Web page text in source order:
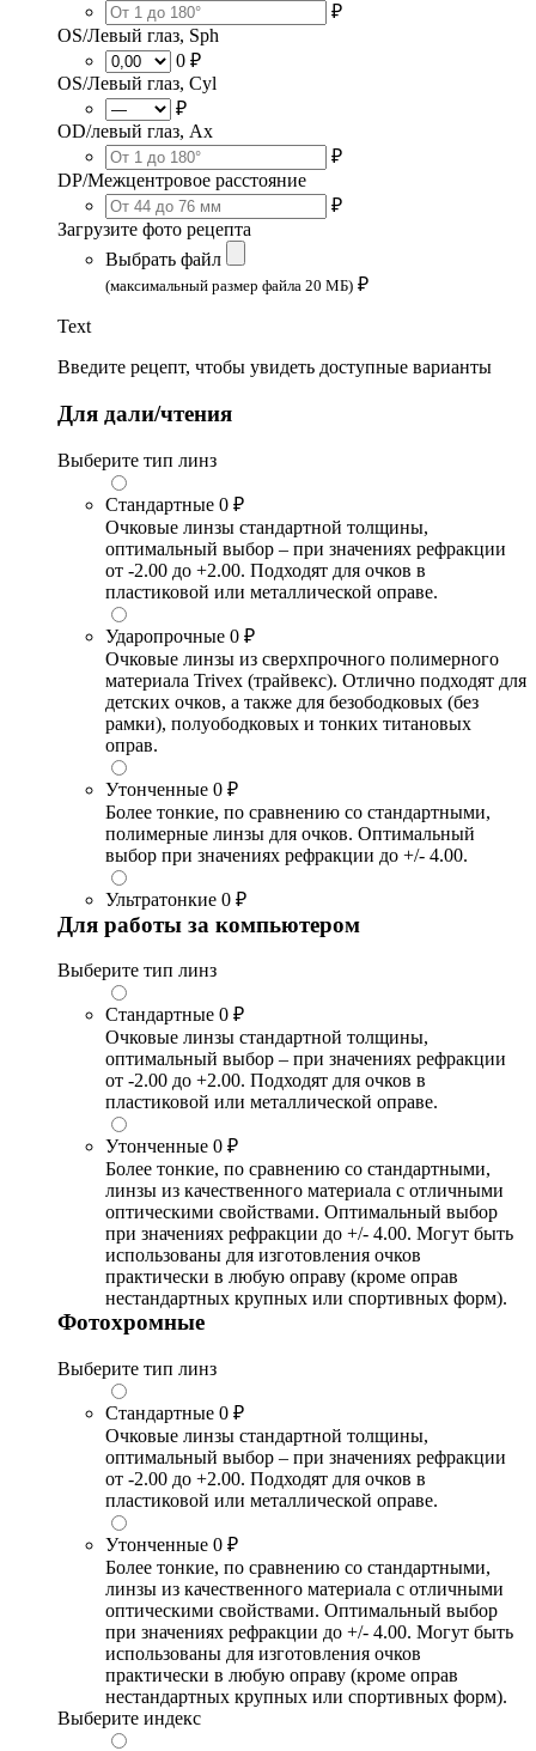
₽
OS/Левый глаз, Sph
0 ₽
OS/Левый глаз, Cyl
₽
OD/левый глаз, Ax
₽
DP/Межцентровое расстояние
₽
Загрузите фото рецепта
Выбрать файл
(максимальный размер файла 20 МБ) ₽
Text
Введите рецепт, чтобы увидеть доступные варианты
Для дали/чтения
Выберите тип линз
Стандартные 0 ₽
Очковые линзы стандартной толщины,
оптимальный выбор – при значениях рефракции
от -2.00 до +2.00. Подходят для очков в
пластиковой или металлической оправе.
Ударопрочные 0 ₽
Очковые линзы из сверхпрочного полимерного
материала Trivex (трайвекс). Отлично подходят для
детских очков, а также для безободковых (без
рамки), полуободковых и тонких титановых
оправ.
Утонченные 0 ₽
Более тонкие, по сравнению со стандартными,
полимерные линзы для очков. Оптимальный
выбор при значениях рефракции до +/- 4.00.
Ультратонкие 0 ₽
Для работы за компьютером
Выберите тип линз
Стандартные 0 ₽
Очковые линзы стандартной толщины,
оптимальный выбор – при значениях рефракции
от -2.00 до +2.00. Подходят для очков в
пластиковой или металлической оправе.
Утонченные 0 ₽
Более тонкие, по сравнению со стандартными,
линзы из качественного материала с отличными
оптическими свойствами. Оптимальный выбор
при значениях рефракции до +/- 4.00. Могут быть
использованы для изготовления очков
практически в любую оправу (кроме оправ
нестандартных крупных или спортивных форм).
Фотохромные
Выберите тип линз
Стандартные 0 ₽
Очковые линзы стандартной толщины,
оптимальный выбор – при значениях рефракции
от -2.00 до +2.00. Подходят для очков в
пластиковой или металлической оправе.
Утонченные 0 ₽
Более тонкие, по сравнению со стандартными,
линзы из качественного материала с отличными
оптическими свойствами. Оптимальный выбор
при значениях рефракции до +/- 4.00. Могут быть
использованы для изготовления очков
практически в любую оправу (кроме оправ
нестандартных крупных или спортивных форм).
Выберите индекс